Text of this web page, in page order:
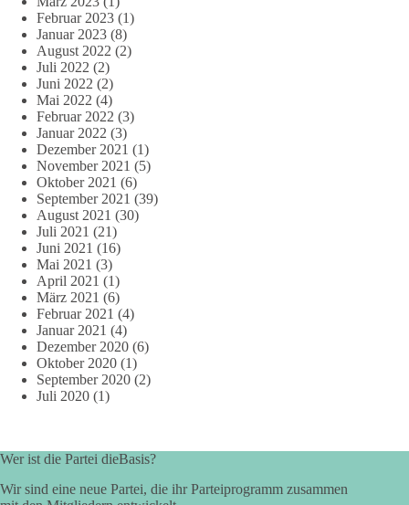
Februar 2023 (1)
Januar 2023 (8)
August 2022 (2)
Juli 2022 (2)
Juni 2022 (2)
Mai 2022 (4)
Februar 2022 (3)
Januar 2022 (3)
Dezember 2021 (1)
November 2021 (5)
Oktober 2021 (6)
September 2021 (39)
August 2021 (30)
Juli 2021 (21)
Juni 2021 (16)
Mai 2021 (3)
April 2021 (1)
März 2021 (6)
Februar 2021 (4)
Januar 2021 (4)
Dezember 2020 (6)
Oktober 2020 (1)
September 2020 (2)
Juli 2020 (1)
Wer ist die Partei dieBasis?
Wir sind eine neue Partei, die ihr Parteiprogramm zusammen